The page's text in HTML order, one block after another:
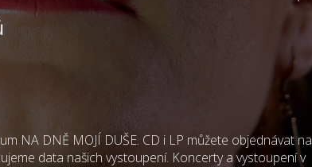
NA DNĚ MOJÍ DUŠE. CD i LP můžete objednávat na
data našich vystoupení. Koncerty a vystoupení v